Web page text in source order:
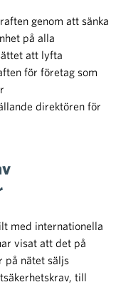
genom att sänka
på alla
att lyfta
för företag som
direktören för
med internationella
visat att det på
på nätet säljs
till